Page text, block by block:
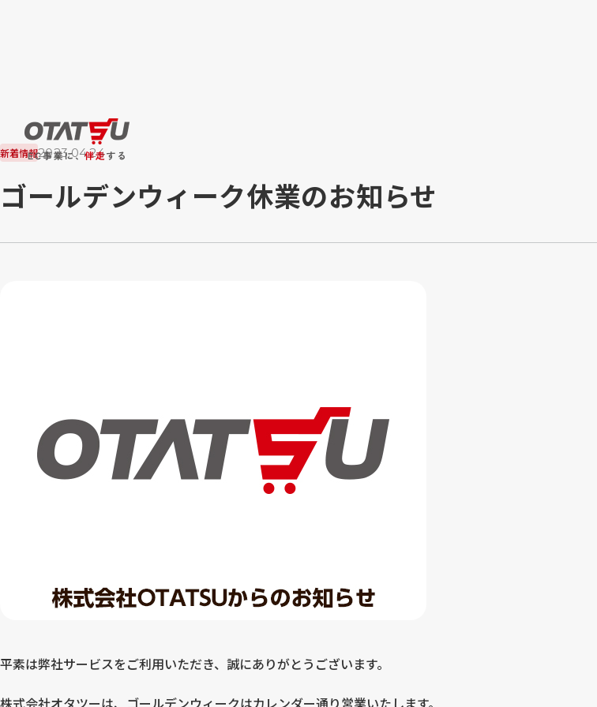
新着情報2023.04.24
ゴールデンウィーク休業のお知らせ
平素は弊社サービスをご利用いただき、誠にありがとうございます。
株式会社オタツーは、ゴールデンウィークはカレンダー通り営業いたします。